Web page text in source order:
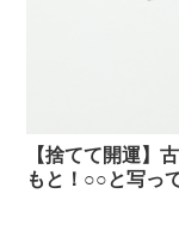
【捨てて開運】
もと！○○と写っ